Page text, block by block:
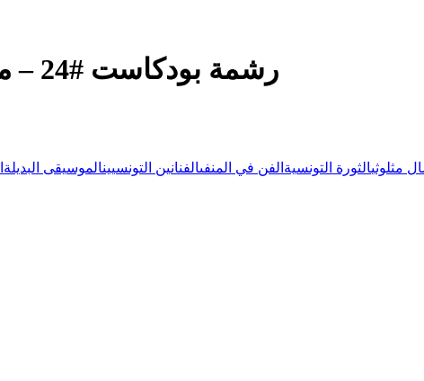
رشمة بودكاست #24 – مع آمال مثلوثي | مهجر أو منفى ؟
مثلوثيالثورة التونسية الفن في المنفىالفنانين التونسيينالموسيقى البديلة